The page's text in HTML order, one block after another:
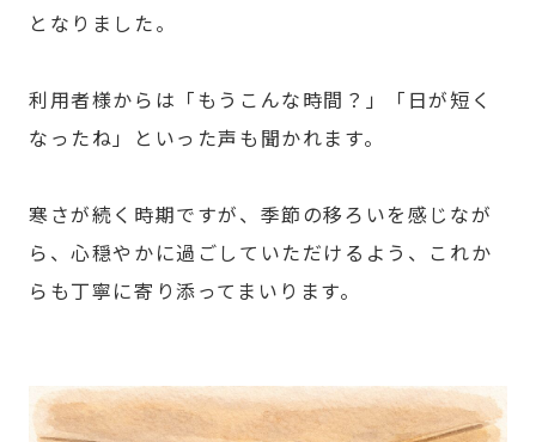
となりました。
利用者様からは「もうこんな時間？」「日が短く
なったね」といった声も聞かれます。
寒さが続く時期ですが、季節の移ろいを感じなが
ら、心穏やかに過ごしていただけるよう、これか
らも丁寧に寄り添ってまいります。